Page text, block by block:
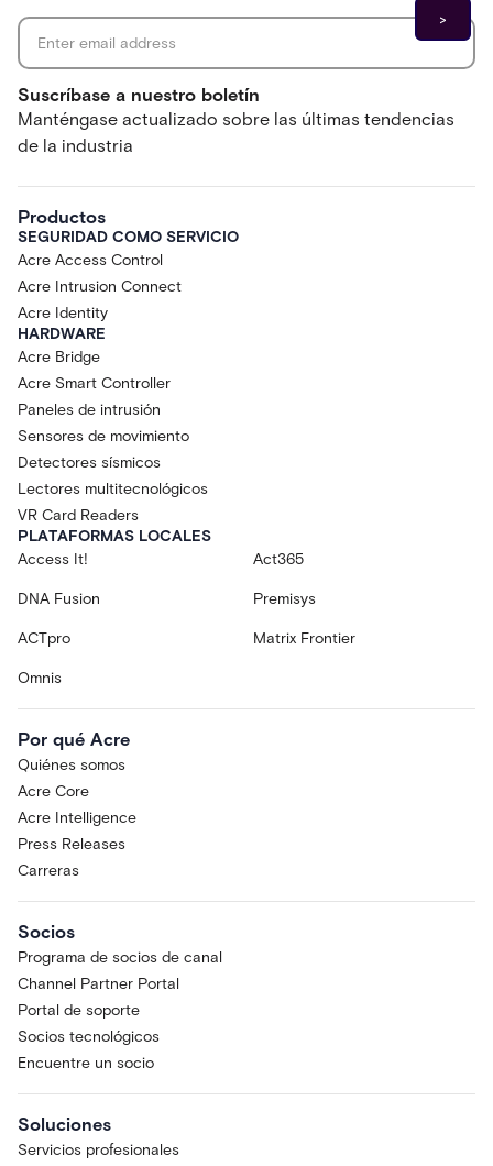
Suscríbase a nuestro boletín
Manténgase actualizado sobre las últimas tendencias
de la industria
Productos
SEGURIDAD COMO SERVICIO
Acre Access Control
Acre Intrusion Connect
Acre Identity
HARDWARE
Acre Bridge
Acre Smart Controller
Paneles de intrusión
Sensores de movimiento
Detectores sísmicos
Lectores multitecnológicos
VR Card Readers
PLATAFORMAS LOCALES
Access It!
Act365
DNA Fusion Premisys
ACTpro Matrix Frontier
Omnis
Por qué Acre
Quiénes somos
Acre Core
Acre Intelligence
Press Releases
Carreras
Socios
Programa de socios de canal
Channel Partner Portal
Portal de soporte
Socios tecnológicos
Encuentre un socio
Soluciones
Servicios profesionales